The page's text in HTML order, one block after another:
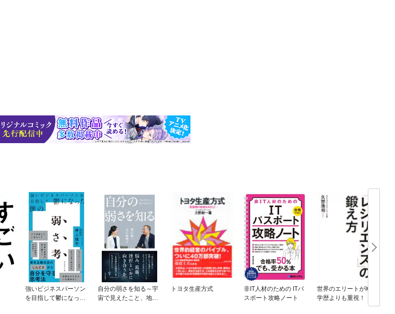
強いビジネスパーソン
を目指して鬱になった
自分の弱さを知る～宇
宙で見えたこと、地上
トヨタ生産方式
非IT人材のための ITパ
スポート攻略ノート
世界のエリートがIQ・
学歴よりも重視！
「レジリエンス」の鍛